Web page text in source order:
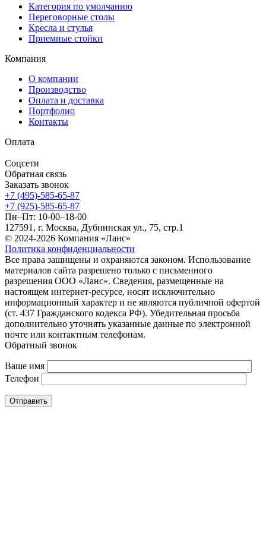
Категория по умолчанию
Переговорные столы
Кресла и стулья
Приемные стойки
Компания
О компании
Производство
Оплата и доставка
Портфолио
Контакты
Оплата
Соцсети
Обратная связь
Заказать звонок
+7 (495)-585-65-87
+7 (925)-585-65-87
Пн–Пт: 10-00–18-00
127591, г. Москва, Дубнинская ул., 75, стр.1
© 2024-2026 Компания «Ланс»
Политика конфиденциальности
Все права защищены и охраняются законом. Использование
материалов сайта разрешено только с письменного
разрешения ООО «Ланс». Сведения, размещенные на
настоящем интернет-ресурсе, носят исключительно
информационный характер и не являются публичной офертой
(ст. 437 Гражданского кодекса РФ). Убедительная просьба
дополнительно уточнять указанные данные по электронной
почте или контактным телефонам.
Обратный звонок
Ваше имя
Телефон
Отправить